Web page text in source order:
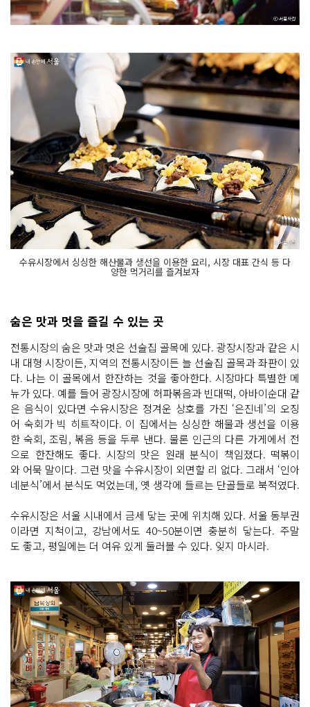
수유시장에서 싱싱한 해산물과 생선을 이용한 요리, 시장 대표 간식 등 다
양한 먹거리를 즐겨보자
숨은 맛과 멋을 즐길 수 있는 곳
전통시장의 숨은 맛과 멋은 선술집 골목에 있다. 광장시장과 같은 시
내 대형 시장이든, 지역의 전통시장이든 늘 선술집 골목과 좌판이 있
다. 나는 이 골목에서 한잔하는 것을 좋아한다. 시장마다 특별한 메
뉴가 있다. 예를 들어 광장시장에 허파볶음과 빈대떡, 아바이순대 같
은 음식이 있다면 수유시장은 정겨운 상호를 가진 ‘은진네’의 오징
어 숙회가 빅 히트작이다. 이 집에서는 싱싱한 해물과 생선을 이용
한 숙회, 조림, 볶음 등을 두루 낸다. 물론 인근의 다른 가게에서 전
으로 한잔해도 좋다. 시장의 맛은 원래 분식이 책임졌다. 떡볶이
와 어묵 말이다. 그런 맛을 수유시장이 외면할 리 없다. 그래서 ‘인아
네분식’에서 분식도 먹었는데, 옛 생각에 들르는 단골들로 북적였다.
수유시장은 서울 시내에서 금세 닿는 곳에 위치해 있다. 서울 동부권
이라면 지척이고, 강남에서도 40~50분이면 충분히 닿는다. 주말
도 좋고, 평일에는 더 여유 있게 둘러볼 수 있다. 잊지 마시라.